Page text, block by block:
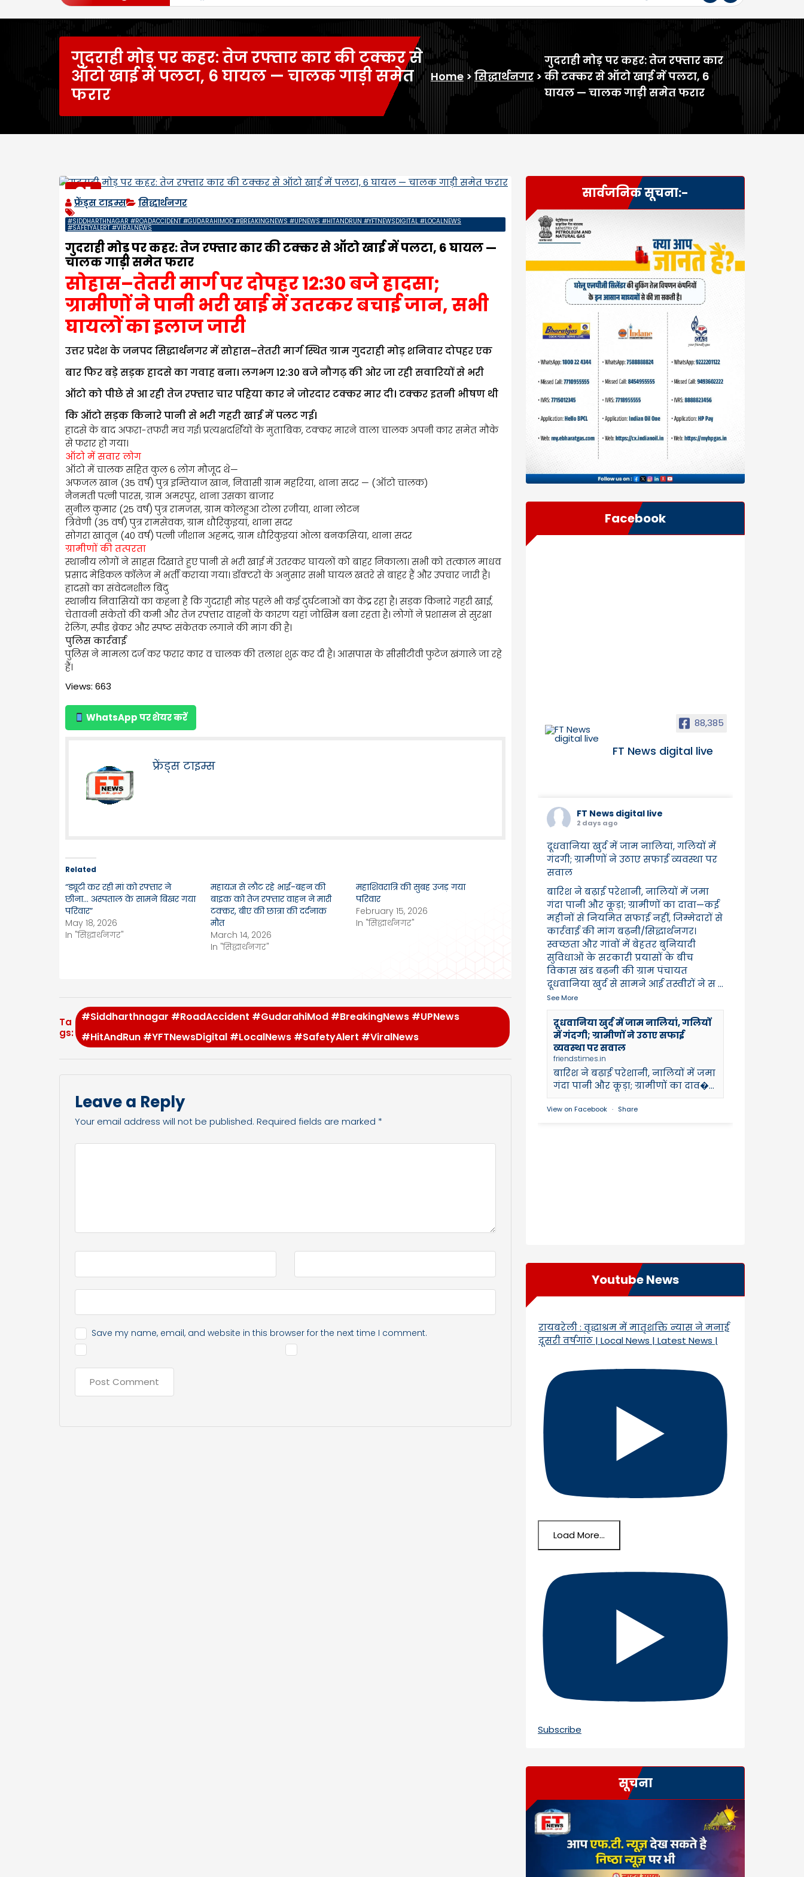
गुदराही मोड़ पर कहर: तेज रफ्तार कार की टक्कर से
ऑटो खाई में पलटा, 6 घायल — चालक गाड़ी समेत
फरार
Home >सिद्धार्थनगर >
गुदराही मोड़ पर कहर: तेज रफ्तार कार
की टक्कर से ऑटो खाई में पलटा, 6
घायल — चालक गाड़ी समेत फरार
21
FEB
2026
फ्रेंड्स टाइम्स सिद्धार्थनगर
#SIDDHARTHNAGAR #ROADACCIDENT #GUDARAHIMOD #BREAKINGNEWS #UPNEWS #HITANDRUN #YFTNEWSDIGITAL #LOCALNEWS
#SAFETYALERT #VIRALNEWS
गुदराही मोड़ पर कहर: तेज रफ्तार कार की टक्कर से ऑटो खाई में पलटा, 6 घायल —
चालक गाड़ी समेत फरार
सोहास–तेतरी मार्ग पर दोपहर 12:30 बजे हादसा;
ग्रामीणों ने पानी भरी खाई में उतरकर बचाई जान, सभी
घायलों का इलाज जारी
उत्तर प्रदेश के जनपद सिद्धार्थनगर में सोहास–तेतरी मार्ग स्थित ग्राम गुदराही मोड़ शनिवार दोपहर एक
बार फिर बड़े सड़क हादसे का गवाह बना। लगभग 12:30 बजे नौगढ़ की ओर जा रही सवारियों से भरी
ऑटो को पीछे से आ रही तेज रफ्तार चार पहिया कार ने जोरदार टक्कर मार दी। टक्कर इतनी भीषण थी
कि ऑटो सड़क किनारे पानी से भरी गहरी खाई में पलट गई।
हादसे के बाद अफरा-तफरी मच गई। प्रत्यक्षदर्शियों के मुताबिक, टक्कर मारने वाला चालक अपनी कार समेत मौके
से फरार हो गया।
ऑटो में सवार लोग
ऑटो में चालक सहित कुल 6 लोग मौजूद थे—
अफजल खान (35 वर्ष) पुत्र इम्तियाज खान, निवासी ग्राम महरिया, थाना सदर — (ऑटो चालक)
नैनमती पत्नी पारस, ग्राम अमरपुर, थाना उसका बाजार
सुनील कुमार (25 वर्ष) पुत्र रामजस, ग्राम कोलहुआ टोला रजीया, थाना लोटन
त्रिवेणी (35 वर्ष) पुत्र रामसेवक, ग्राम धौरिकुइयां, थाना सदर
सोगरा खातून (40 वर्ष) पत्नी जीशान अहमद, ग्राम धौरिकुइयां ओला बनकसिया, थाना सदर
ग्रामीणों की तत्परता
स्थानीय लोगों ने साहस दिखाते हुए पानी से भरी खाई में उतरकर घायलों को बाहर निकाला। सभी को तत्काल माधव
प्रसाद मेडिकल कॉलेज में भर्ती कराया गया। डॉक्टरों के अनुसार सभी घायल खतरे से बाहर हैं और उपचार जारी है।
हादसों का संवेदनशील बिंदु
स्थानीय निवासियों का कहना है कि गुदराही मोड़ पहले भी कई दुर्घटनाओं का केंद्र रहा है। सड़क किनारे गहरी खाई,
चेतावनी संकेतों की कमी और तेज रफ्तार वाहनों के कारण यहां जोखिम बना रहता है। लोगों ने प्रशासन से सुरक्षा
रेलिंग, स्पीड ब्रेकर और स्पष्ट संकेतक लगाने की मांग की है।
पुलिस कार्रवाई
पुलिस ने मामला दर्ज कर फरार कार व चालक की तलाश शुरू कर दी है। आसपास के सीसीटीवी फुटेज खंगाले जा रहे
हैं।
Views: 663
WhatsApp पर शेयर करें
फ्रेंड्स टाइम्स
Related
“ड्यूटी कर रही मां को रफ्तार ने
छीना… अस्पताल के सामने बिखर गया
परिवार”
May 18, 2026
In "सिद्धार्थनगर"
महायज्ञ से लौट रहे भाई-बहन की
बाइक को तेज रफ्तार वाहन ने मारी
टक्कर, बीए की छात्रा की दर्दनाक
मौत
March 14, 2026
In "सिद्धार्थनगर"
महाशिवरात्रि की सुबह उजड़ गया
परिवार
February 15, 2026
In "सिद्धार्थनगर"
Ta
gs:
#Siddharthnagar #RoadAccident #GudarahiMod #BreakingNews #UPNews
#HitAndRun #YFTNewsDigital #LocalNews #SafetyAlert #ViralNews
Leave a Reply
Your email address will not be published. Required fields are marked *
Save my name, email, and website in this browser for the next time I comment.
सार्वजनिक सूचना:-
Facebook
88,385
FT News digital live
FT News digital live
2 days ago
दूधवानिया खुर्द में जाम नालियां, गलियों में
गंदगी; ग्रामीणों ने उठाए सफाई व्यवस्था पर
सवाल
बारिश ने बढ़ाई परेशानी, नालियों में जमा
गंदा पानी और कूड़ा; ग्रामीणों का दावा—कई
महीनों से नियमित सफाई नहीं, जिम्मेदारों से
कार्रवाई की मांग बढ़नी/सिद्धार्थनगर।
स्वच्छता और गांवों में बेहतर बुनियादी
सुविधाओं के सरकारी प्रयासों के बीच
विकास खंड बढ़नी की ग्राम पंचायत
दूधवानिया खुर्द से सामने आई तस्वीरों ने स...
See More
दूधवानिया खुर्द में जाम नालियां, गलियों
में गंदगी; ग्रामीणों ने उठाए सफाई
व्यवस्था पर सवाल
friendstimes.in
बारिश ने बढ़ाई परेशानी, नालियों में जमा
गंदा पानी और कूड़ा; ग्रामीणों का दाव�...
View on Facebook · Share
Youtube News
रायबरेली : वृद्धाश्रम में मातृशक्ति न्यास ने मनाई
दूसरी वर्षगांठ | Local News | Latest News |
Load More...
Subscribe
सूचना